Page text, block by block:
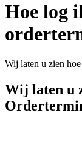
Hoe log
Wij laten u zien
Wij laten u